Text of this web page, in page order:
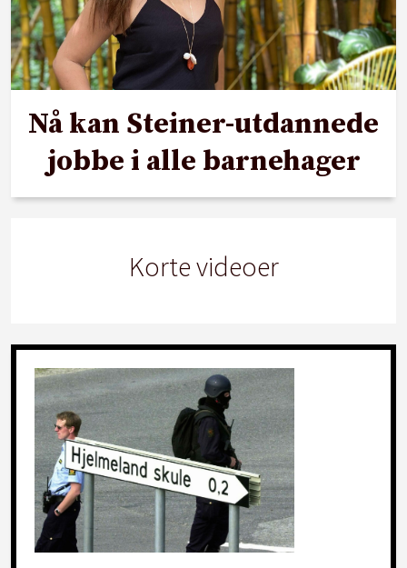
Nå kan Steiner-utdannede
jobbe i alle barnehager
Korte videoer